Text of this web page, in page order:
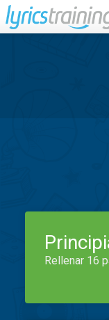
Rellenar 16